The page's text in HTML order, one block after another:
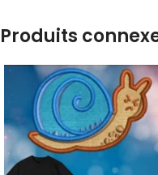
Produits